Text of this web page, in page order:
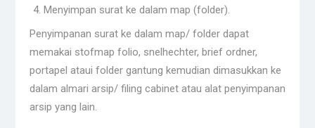
Menyimpan surat ke dalam map (folder).
Penyimpanan surat ke dalam map/ folder dapat
memakai stofmap folio, snelhechter, brief ordner,
portapel ataui folder gantung kemudian dimasukkan ke
dalam almari arsip/ filing cabinet atau alat penyimpanan
arsip yang lain.